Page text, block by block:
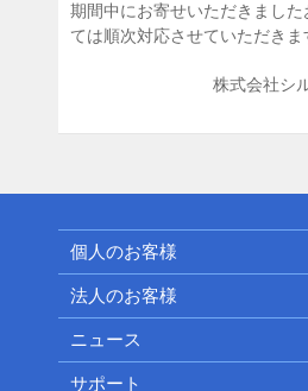
期間中にお寄せいただきまし
ては順次対応させていただきま
株式会社シ
個人のお客様
法人のお客様
ニュース
サポート